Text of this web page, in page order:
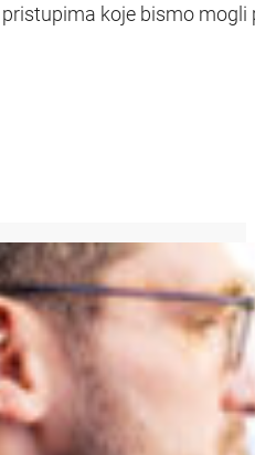
pristupima koje bismo mogli